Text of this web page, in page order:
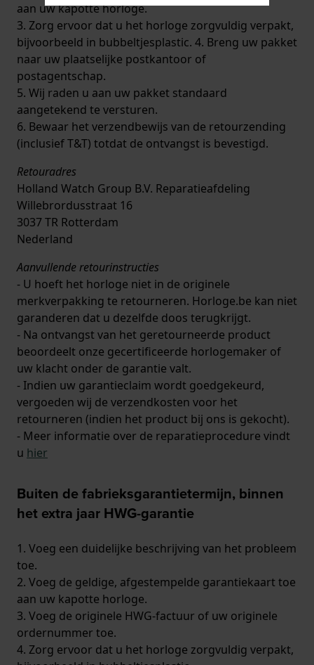
aan uw kapotte horloge.
3. Zorg ervoor dat u het horloge zorgvuldig verpakt,
bijvoorbeeld in bubbeltjesplastic. 4. Breng uw pakket
naar uw plaatselijke postkantoor of
postagentschap.
5. Wij raden u aan uw pakket standaard
aangetekend te versturen.
6. Bewaar het verzendbewijs van de retourzending
(inclusief T&T) totdat de ontvangst is bevestigd.
Retouradres
Holland Watch Group B.V. Reparatieafdeling
Willebrordusstraat 16
3037 TR Rotterdam
Nederland
Aanvullende retourinstructies
- U hoeft het horloge niet in de originele
merkverpakking te retourneren. Horloge.be kan niet
garanderen dat u dezelfde doos terugkrijgt.
- Na ontvangst van het geretourneerde product
beoordeelt onze gecertificeerde horlogemaker of
uw klacht onder de garantie valt.
- Indien uw garantieclaim wordt goedgekeurd,
vergoeden wij de verzendkosten voor het
retourneren (indien het product bij ons is gekocht).
- Meer informatie over de reparatieprocedure vindt
u hier
Buiten de fabrieksgarantietermijn, binnen
het extra jaar HWG-garantie
1. Voeg een duidelijke beschrijving van het probleem
toe.
2. Voeg de geldige, afgestempelde garantiekaart toe
aan uw kapotte horloge.
3. Voeg de originele HWG-factuur of uw originele
ordernummer toe.
4. Zorg ervoor dat u het horloge zorgvuldig verpakt,